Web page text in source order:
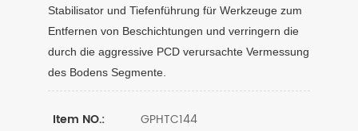
Stabilisator und Tiefenführung für Werkzeuge zum
Entfernen von Beschichtungen und verringern die
durch die aggressive PCD verursachte Vermessung
des Bodens Segmente.
Item NO.: GPHTC144